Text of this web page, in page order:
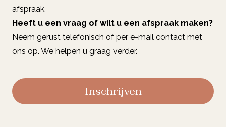
afspraak.
Heeft u een vraag of wilt u een afspraak maken?
Neem gerust telefonisch of per e-mail contact met
ons op. We helpen u graag verder.
Inschrijven